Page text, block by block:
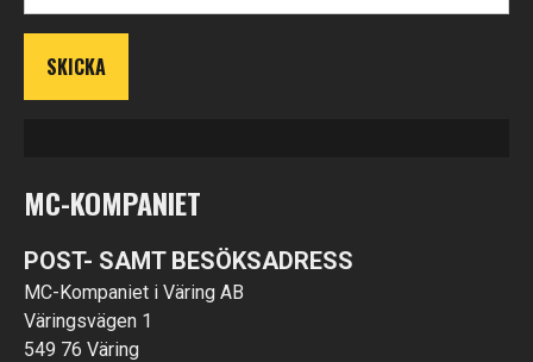
MC-KOMPANIET
POST- SAMT BESÖKSADRESS
MC-Kompaniet i Väring AB
Väringsvägen 1
549 76 Väring